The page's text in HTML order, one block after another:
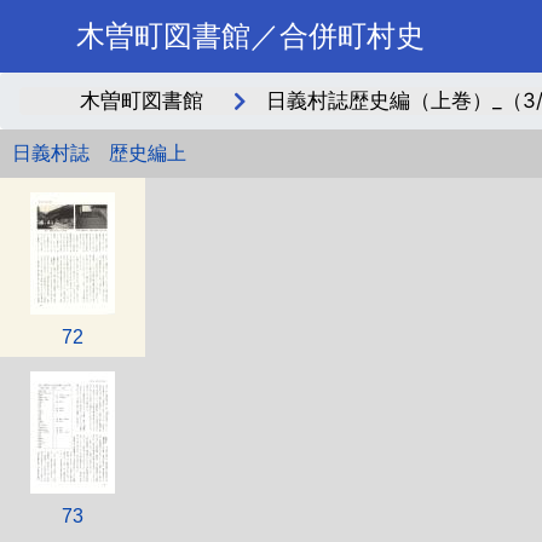
木曽町図書館／合併町村史
木曽町図書館 日義村誌歴史編（上巻）_（